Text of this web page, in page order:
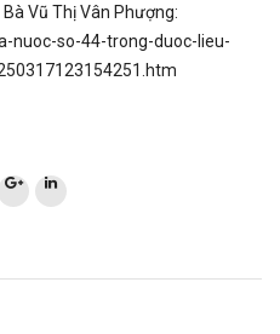
Vũ Thị Vân Phượng:
nuoc-so-44-trong-duoc-lieu-